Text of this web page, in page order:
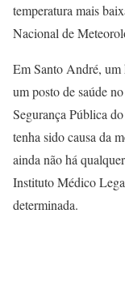
temperatura mais
Nacional de
Em Santo André, um
um posto de saúde
Segurança Pública
tenha sido causa da
ainda não há
Instituto Médico
determinada.